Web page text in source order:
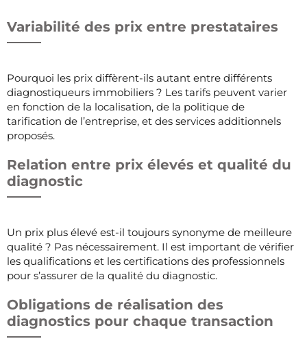
Variabilité des prix entre prestataires
Pourquoi les prix diffèrent-ils autant entre différents
diagnostiqueurs immobiliers ? Les tarifs peuvent varier
en fonction de la localisation, de la politique de
tarification de l’entreprise, et des services additionnels
proposés.
Relation entre prix élevés et qualité du
diagnostic
Un prix plus élevé est-il toujours synonyme de meilleure
qualité ? Pas nécessairement. Il est important de vérifier
les qualifications et les certifications des professionnels
pour s’assurer de la qualité du diagnostic.
Obligations de réalisation des
diagnostics pour chaque transaction